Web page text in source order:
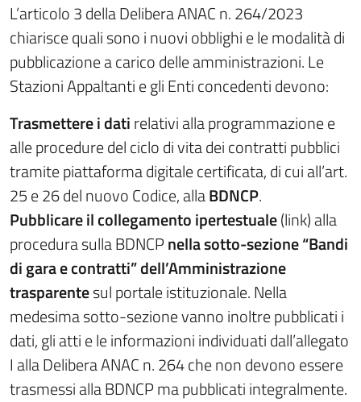
L’articolo 3 della Delibera ANAC n. 264/2023
chiarisce quali sono i nuovi obblighi e le modalità di
pubblicazione a carico delle amministrazioni. Le
Stazioni Appaltanti e gli Enti concedenti devono:
Trasmettere i datirelativi alla programmazione e
alle procedure del ciclo di vita dei contratti pubblici
tramite piattaforma digitale certificata, di cui all’art.
25 e 26 del nuovo Codice, allaBDNCP.
Pubblicare il collegamento ipertestuale(link) alla
procedura sulla BDNCPnella sotto-sezione “Bandi
di gara e contratti” dell’Amministrazione
trasparentesul portale istituzionale. Nella
medesima sotto-sezione vanno inoltre pubblicati i
dati, gli atti e le informazioni individuati dall’allegato
I alla Delibera ANAC n. 264 che non devono essere
trasmessi alla BDNCP ma pubblicati integralmente.